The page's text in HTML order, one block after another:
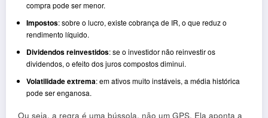
compra pode ser menor.
Impostos: sobre o lucro, existe cobrança de IR, o que reduz o
rendimento líquido.
Dividendos reinvestidos: se o investidor não reinvestir os
dividendos, o efeito dos juros compostos diminui.
Volatilidade extrema: em ativos muito instáveis, a média histórica
pode ser enganosa.
Ou seja, a regra é uma bússola, não um GPS. Ela aponta a